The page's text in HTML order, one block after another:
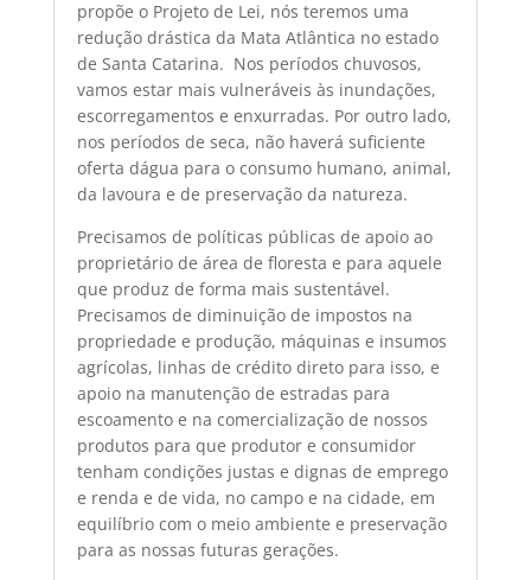
propõe o Projeto de Lei, nós teremos uma
redução drástica da Mata Atlântica no estado
de Santa Catarina. Nos períodos chuvosos,
vamos estar mais vulneráveis às inundações,
escorregamentos e enxurradas. Por outro lado,
nos períodos de seca, não haverá suficiente
oferta dágua para o consumo humano, animal,
da lavoura e de preservação da natureza.
Precisamos de políticas públicas de apoio ao
proprietário de área de floresta e para aquele
que produz de forma mais sustentável.
Precisamos de diminuição de impostos na
propriedade e produção, máquinas e insumos
agrícolas, linhas de crédito direto para isso, e
apoio na manutenção de estradas para
escoamento e na comercialização de nossos
produtos para que produtor e consumidor
tenham condições justas e dignas de emprego
e renda e de vida, no campo e na cidade, em
equilíbrio com o meio ambiente e preservação
para as nossas futuras gerações.